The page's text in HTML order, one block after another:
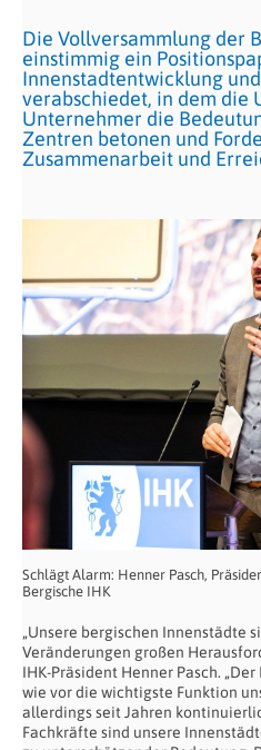
Die Vollversammlung der
einstimmig ein
Innenstadtentwicklung
verabschiedet, in dem die
Unternehmer die
Zentren betonen und
Zusammenarbeit und
Schlägt Alarm: Henner Pasch,
Bergische IHK
„Unsere bergischen Innenstädte
Veränderungen großen
IHK-Präsident Henner Pasch.
wie vor die wichtigste Funktion
allerdings seit Jahren
Fachkräfte sind unsere